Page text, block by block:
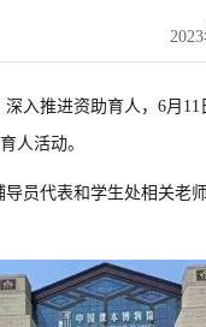
入推进资助育人， 6月 11
人活动。
员代表和学生处相关老